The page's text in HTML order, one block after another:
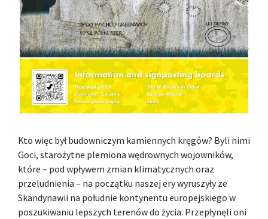
Kto więc był budowniczym kamiennych kręgów? Byli nimi
Goci, starożytne plemiona wędrownych wojowników,
które – pod wpływem zmian klimatycznych oraz
przeludnienia – na początku naszej ery wyruszyły ze
Skandynawii na południe kontynentu europejskiego w
poszukiwaniu lepszych terenów do życia. Przepłynęli oni